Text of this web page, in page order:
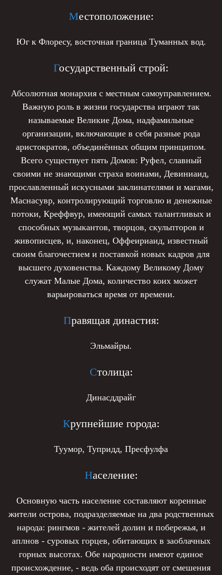
Местоположение:
Юг к Флоресу, восточная граница Туманных вод.
Государственный строй:
Абсолютная монархия с местным самоуправлением.
Важную роль в жизни государства играют так
называемые Великие Дома, надфамильные
организации, включающие в себя разные рода
аристократов, объединённых общим принципом.
Всего существует пять Домов: Руфел, славный
своими не знающими страха воинами, Девиниаид,
прославленный искусными заклинателями и магами,
Маснасувр, контролирующий торговлю и денежные
потоки, Креффвур, имеющий самых талантливых и
способных музыкантов, творцов, скульпторов и
живописцев, и, наконец, Оффеириаид, известный
своим благочестием и поставкой новых кадров для
высшего духовенства. Каждому Великому Дому
служат Малые Дома, количество коих может
варьироваться время от времени.
Правящая династия:
Эльмайры.
Столица:
Динасддрайг
Крупнейшие города:
Туумор, Тупридд, Пресфулфа
Население:
Основную часть население составляют коренные
жители острова, подразделяемые на два родственных
народа: рингмов - жителей долин и побережья, и
аплнов - суровых горцев, обитающих в заоблачных
горных высотах. Обе народности имеют единое
происхождение, - ведь оба происходят от смешения